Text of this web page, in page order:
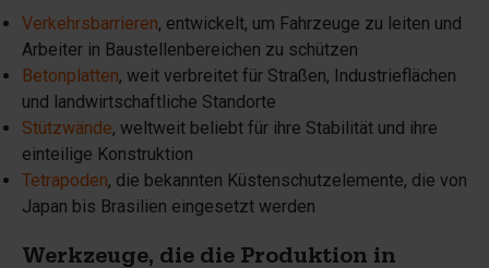
Verkehrsbarrieren, entwickelt, um Fahrzeuge zu leiten und
Arbeiter in Baustellenbereichen zu schützen
Betonplatten, weit verbreitet für Straßen, Industrieflächen
und landwirtschaftliche Standorte
Stützwände, weltweit beliebt für ihre Stabilität und ihre
einteilige Konstruktion
Tetrapoden, die bekannten Küstenschutzelemente, die von
Japan bis Brasilien eingesetzt werden
Werkzeuge, die die Produktion in